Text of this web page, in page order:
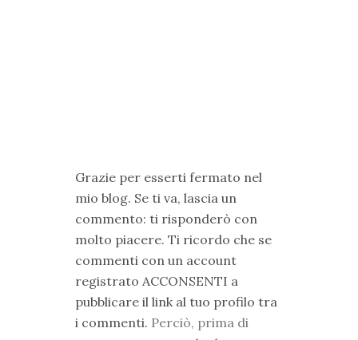
Grazie per esserti fermato nel
mio blog. Se ti va, lascia un
commento: ti risponderò con
molto piacere. Ti ricordo che se
commenti con un account
registrato ACCONSENTI a
pubblicare il link al tuo profilo tra
i commenti. Perciò, prima di